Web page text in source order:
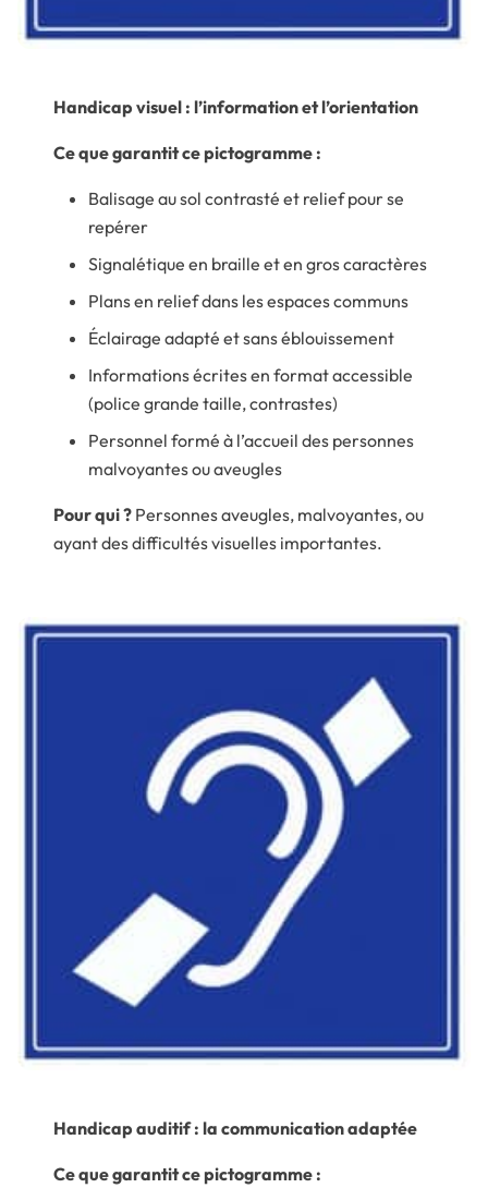
Handicap visuel :l’information et l’orientation
Ce que garantit ce pictogramme :
Balisage au sol contrasté et relief pour se
repérer
Signalétique en braille et en gros caractères
Plans en relief dans les espaces communs
Éclairage adapté et sans éblouissement
Informations écrites en format accessible
(police grande taille, contrastes)
Personnel formé à l’accueil des personnes
malvoyantes ou aveugles
Pour qui ? Personnes aveugles, malvoyantes, ou
ayant des difficultés visuelles importantes.
Handicap auditif :la communication adaptée
Ce que garantit ce pictogramme :